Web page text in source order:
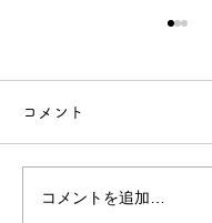
せ】
今
もたくさんのお客
コメント
コメントを追加…